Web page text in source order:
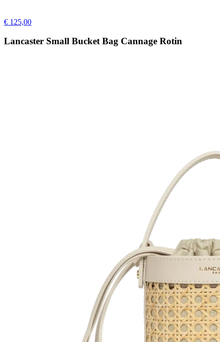
€ 125,00
Lancaster Small Bucket Bag Cannage Rotin